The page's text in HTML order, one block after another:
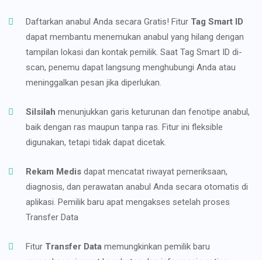
Daftarkan anabul Anda secara Gratis! Fitur Tag Smart ID
dapat membantu menemukan anabul yang hilang dengan
tampilan lokasi dan kontak pemilik. Saat Tag Smart ID di-
scan, penemu dapat langsung menghubungi Anda atau
meninggalkan pesan jika diperlukan.
Silsilah menunjukkan garis keturunan dan fenotipe anabul,
baik dengan ras maupun tanpa ras. Fitur ini fleksible
digunakan, tetapi tidak dapat dicetak.
Rekam Medis dapat mencatat riwayat pemeriksaan,
diagnosis, dan perawatan anabul Anda secara otomatis di
aplikasi. Pemilik baru apat mengakses setelah proses
Transfer Data
Fitur Transfer Data memungkinkan pemilik baru